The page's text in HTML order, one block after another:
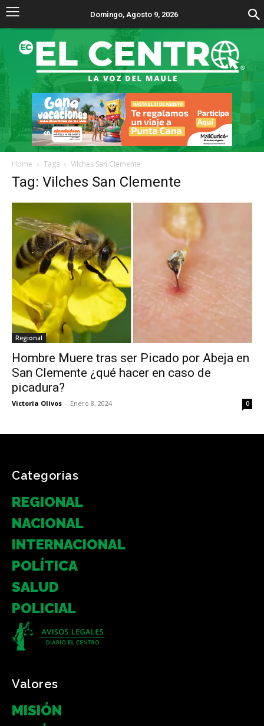
Domingo, Agosto 9, 2026
Home Tags Vilches San Clemente
Tag: Vilches San Clemente
Regional
Hombre Muere tras ser Picado por Abeja en
San Clemente ¿qué hacer en caso de
picadura?
Victoria Olivos - Enero 8, 2024 0
Categorias
REGIONAL
NACIONAL
INTERNACIONAL
POLÍTICA
SALUD
POLICIAL
Valores
MISIÓN